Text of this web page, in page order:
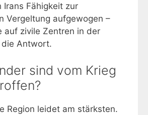
Irans Fähigkeit zur
Vergeltung aufgewogen –
auf zivile Zentren in der
Antwort.
sind vom Krieg
Region leidet am stärksten.